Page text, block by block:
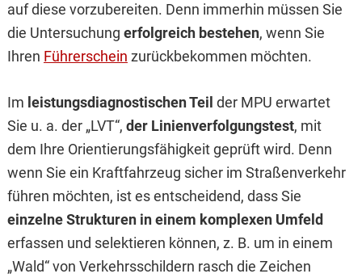
auf diese vorzubereiten. Denn immerhin müssen Sie
die Untersuchung erfolgreich bestehen, wenn Sie
Ihren Führerschein zurückbekommen möchten.
Im leistungsdiagnostischen Teil der MPU erwartet
Sie u. a. der „LVT“, der Linienverfolgungstest, mit
dem Ihre Orientierungsfähigkeit geprüft wird. Denn
wenn Sie ein Kraftfahrzeug sicher im Straßenverkehr
führen möchten, ist es entscheidend, dass Sie
einzelne Strukturen in einem komplexen Umfeld
erfassen und selektieren können, z. B. um in einem
„Wald“ von Verkehrsschildern rasch die Zeichen